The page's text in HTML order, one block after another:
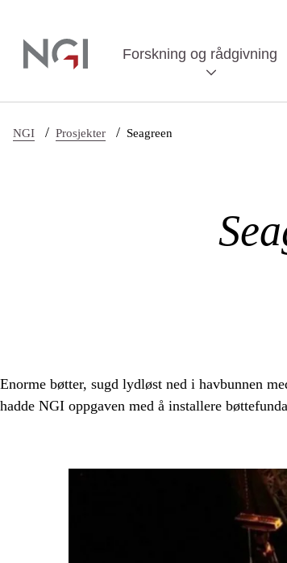
Forskning og rådgivning
NGI / Prosjekter / Seagreen
Enorme bøtter, sugd lydløst ned i havbunnen
hadde NGI oppgaven med å installere